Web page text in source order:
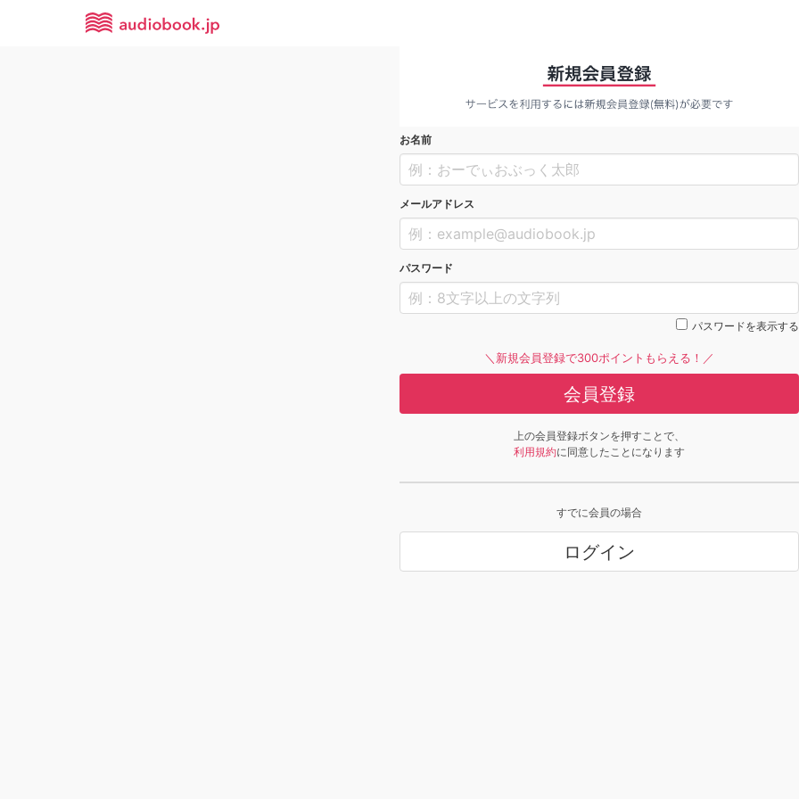
お名前
メールアドレス
パスワード
パスワードを表示する
＼新規会員登録で300ポイントもらえる！／
会員登録
上の会員登録ボタンを押すことで、
利用規約に同意したことになります
すでに会員の場合
ログイン